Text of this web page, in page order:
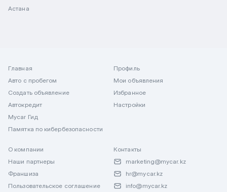
Астана
Главная
Авто с пробегом
Создать объявление
Автокредит
Mycar Гид
Памятка по кибербезопасности
Профиль
Мои объявления
Избранное
Настройки
О компании
Наши партнеры
Франшиза
Пользовательское соглашение
Контакты
marketing@mycar.kz
hr@mycar.kz
info@mycar.kz